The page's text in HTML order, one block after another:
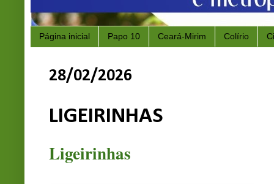
Página inicial Papo 10 Ceará-Mirim Colírio
28/02/2026
LIGEIRINHAS
Ligeirinhas